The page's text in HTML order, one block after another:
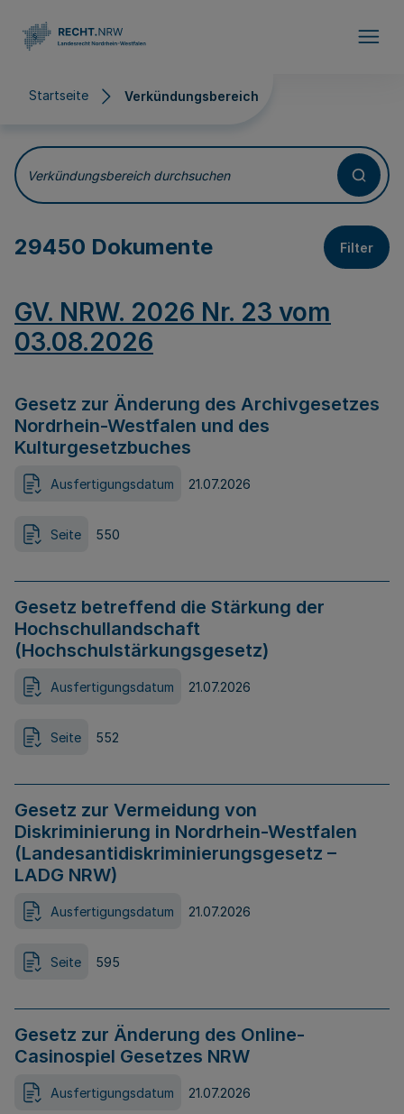
Startseite Verkündungsbereich
Verkündungsbereich
Verkündungsbereich durchsuchen
29450 Dokumente Filter
GV. NRW. 2026 Nr. 23 vom
03.08.2026
Gesetz zur Änderung des Archivgesetzes
Nordrhein-Westfalen und des
Kulturgesetzbuches
Ausfertigungsdatum 21.07.2026
Seite 550
Gesetz betreffend die Stärkung der
Hochschullandschaft
(Hochschulstärkungsgesetz)
Ausfertigungsdatum 21.07.2026
Seite 552
Gesetz zur Vermeidung von
Diskriminierung in Nordrhein-Westfalen
(Landesantidiskriminierungsgesetz –
LADG NRW)
Ausfertigungsdatum 21.07.2026
Seite 595
Gesetz zur Änderung des Online-
Casinospiel Gesetzes NRW
Ausfertigungsdatum 21.07.2026